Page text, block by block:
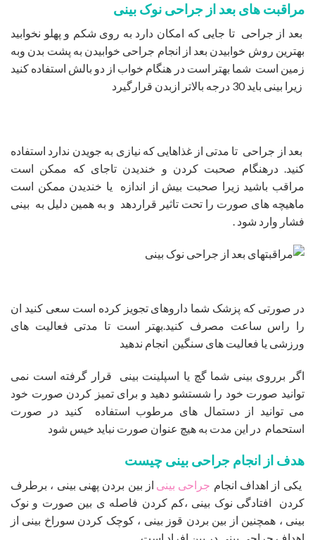
مراقبت های بعد از جراحی نوک بینی
بعد از جراحی تا جایی که امکان دارد به روی شکم و پهلو نخوابید
بهترین روش خوابیدن بعد از انجام جراحی خوابیدن به پشت بدن وبه
زمین است شما بهتر است در هنگام خواب از دو بالش استفاده کنید
زیرا بینی باید 30 درجه بالاتر ازبدن قرارگیرد
بعد از جراحی تا مدتی از غذاهایی که نیازی به جویدن ندارد استفاده
کنید. درهنگام صحبت کردن و خندیدن تاجای که ممکن است
مراقب باشید زیرا صحبت بیش از اندازه یا خندیدن ممکن است
ماهیچه های صورت را تحت تاثیر قراردهد و به همین دلیل به بینی
فشار وارد شود .
در صورتی که پزشک شما داروهای تجویز کرده است سعی کنید ان
را راس ساعت مصرف کنید.بهتر است تا مدتی فعالیت های
ورزشی یا فعالیت های سنگین انجام ندهید
اگر برروی بینی شما گچ یا اسپلینت بینی قرار گرفته است نمی
توانید صورت خود را شستشو دهید و برای تمیز کردن صورت خود
می توانید از دستمال های مرطوب استفاده کنید در صورت
استحمام در این مدت به هیچ عنوان صورت نباید خیس شود
هدف از انجام جراحی بینی چیست
یکی از اهداف انجام جراحی بینی از بین بردن پهنی بینی ، برطرف
کردن افتادگی نوک بینی ،کم کردن فاصله ی بین صورت و نوک
بینی ، همچنین از بین بردن قوز بینی ، کوچک کردن سوراخ بینی از
اهداف جراحی بینی در بین افراد است .